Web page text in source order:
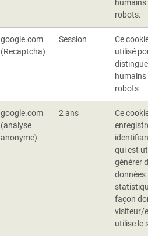
humains
robots.
google.com
(Recaptcha)
Session
Ce
utilisé
humains
robots
google.com
(analyse
anonyme)
2 ans
Ce
qui est
générer
données
façon
visiteur/
utilise le